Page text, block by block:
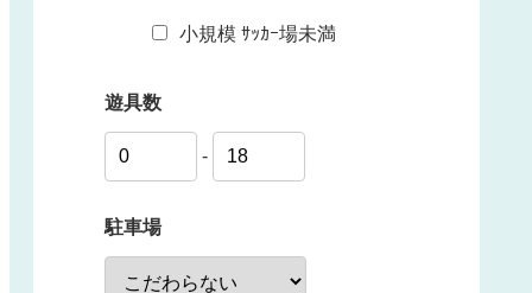
小規模 ｻｯｶｰ場未満
遊具数
-
駐車場